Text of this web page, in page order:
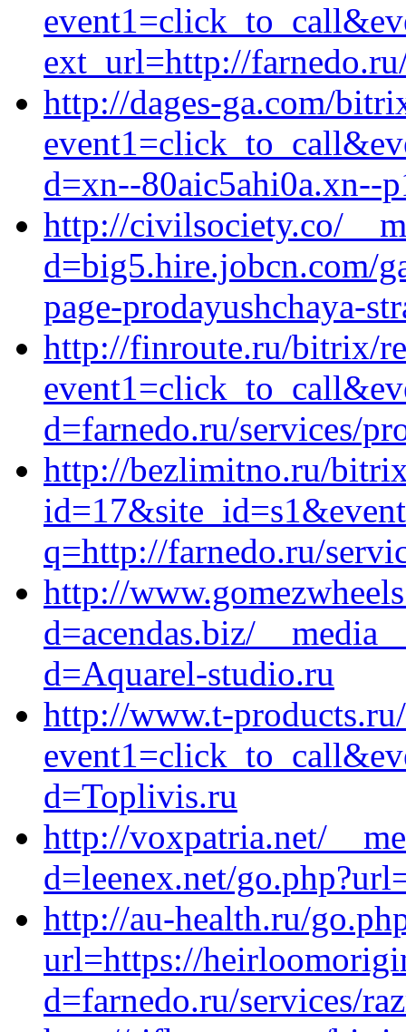
ext_url=http://
http://dages-ga.com/
d=xn--80aic5ahi0a.xn--
http://civilsociety.co/
d=big5.hire.jobcn.com/
page-prodayushchaya-
http://finroute.ru/bitrix/
d=farnedo.ru/services/
http://bezlimitno.ru/
q=http://farnedo.ru/
http://
d=acendas.biz/
d=Aquarel-studio.ru
http://www.t-
d=Toplivis.ru
http://voxpatria.net/
d=leenex.net/
http://au-health.ru/
url=https://
d=farnedo.ru/services/